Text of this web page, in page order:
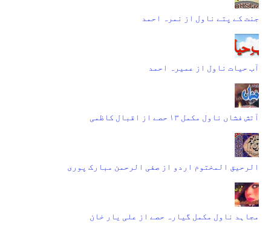
جنت کے پتے ناول از نمرہ احمد
آب حیات ناول از عمیرہ احمد
آتش فشاں ناول مکمل ۱۳ حصے از اقبال کاظمی
الرحیق المختوم اردو از صفی الرحمن مبارک پوری
مجاہد ناول مکمل گیارہ حصے از علی یار خان